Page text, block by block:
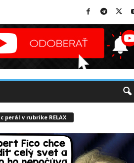
perál v rubrike RELAX